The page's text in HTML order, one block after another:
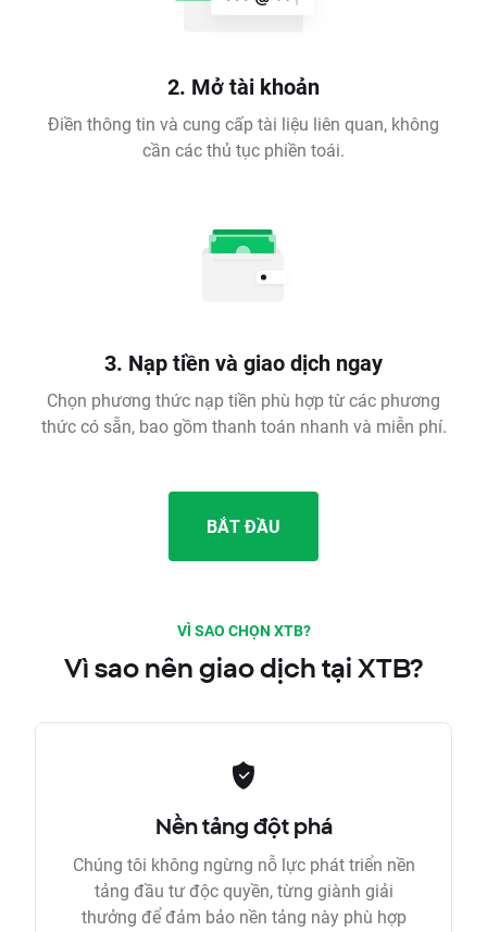
2. Mở tài khoản
Điền thông tin và cung cấp tài liệu liên quan, không
cần các thủ tục phiền toái.
3. Nạp tiền và giao dịch ngay
Chọn phương thức nạp tiền phù hợp từ các phương
thức có sẵn, bao gồm thanh toán nhanh và miễn phí.
BẮT ĐẦU
VÌ SAO CHỌN XTB?
Vì sao nên giao dịch tại XTB?
Nền tảng đột phá
Chúng tôi không ngừng nỗ lực phát triển nền
tảng đầu tư độc quyền, từng giành giải
thưởng để đảm bảo nền tảng này phù hợp